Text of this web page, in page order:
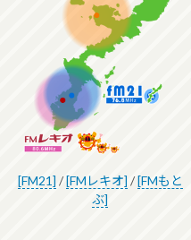
[FM21] /[FMレキオ] /[FMもと
ぶ]